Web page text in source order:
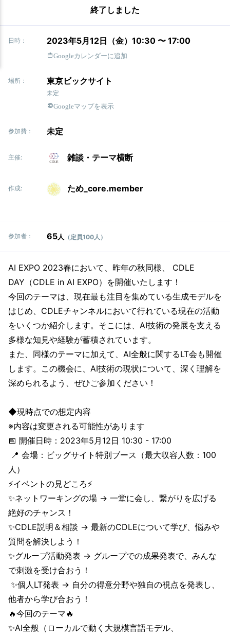
終了しました
日時： 2023年5月12日（金）10:30 〜 17:00
Googleカレンダーに追加
場所： 東京ビックサイト
未定
Googleマップを表示
参加費： 未定
主催: 雑談・テーマ横断
作成: ため_core.member
参加者： 65人 （定員100人）
AI EXPO 2023春において、昨年の秋同様、 CDLE
DAY（CDLE in AI EXPO）を開催いたします！
今回のテーマは、現在最も注目を集めている生成モデルを
はじめ、CDLEチャンネルにおいて行れている現在の活動
をいくつか紹介します。そこには、AI技術の発展を支える
多様な知見や経験が蓄積されています。
また、同様のテーマに加えて、AI全般に関するLT会も開催
します。この機会に、AI技術の現状について、深く理解を
深められるよう、ぜひご参加ください！
◆現時点での想定内容
※内容は変更される可能性があります
📅 開催日時：2023年5月12日 10:30 - 17:00
📍 会場：ビッグサイト特別ブース（最大収容人数：100
人）
⚡イベントの見どころ⚡
✨ネットワーキングの場 → 一堂に会し、繋がりを広げる
絶好のチャンス！
✨CDLE説明＆相談 → 最新のCDLEについて学び、悩みや
質問を解決しよう！
✨グループ活動発表 → グループでの成果発表で、みんな
で刺激を受け合おう！
✨個人LT発表 → 自分の得意分野や独自の視点を発表し、
他者から学び合おう！
🔥今回のテーマ🔥
✨AI全般（ローカルで動く大規模言語モデル、